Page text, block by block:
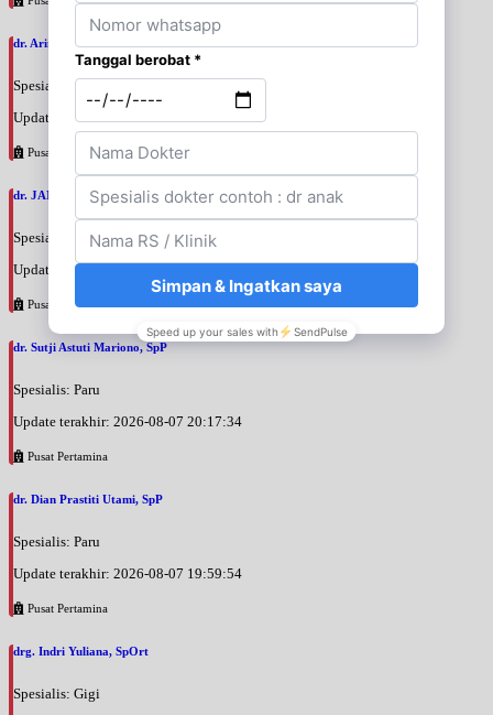
dr. Arini Purwono, SpP
Spesialis: Paru
Update terakhir: 2026-08-07 20:25:58
Pusat Pertamina
dr. JANUAR HABIBI, SpP
Spesialis: Paru
Update terakhir: 2026-08-07 20:23:50
Pusat Pertamina
dr. Sutji Astuti Mariono, SpP
Spesialis: Paru
Update terakhir: 2026-08-07 20:17:34
Pusat Pertamina
dr. Dian Prastiti Utami, SpP
Spesialis: Paru
Update terakhir: 2026-08-07 19:59:54
Pusat Pertamina
drg. Indri Yuliana, SpOrt
Spesialis: Gigi